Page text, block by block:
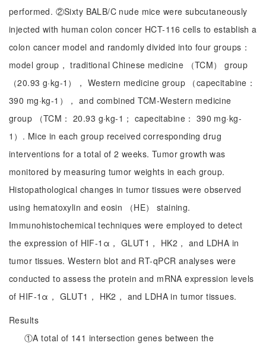
performed. ②Sixty BALB/C nude mice were subcutaneously
injected with human colon concer HCT-116 cells to establish a
colon cancer model and randomly divided into four groups：
model group， traditional Chinese medicine （TCM） group
（20.93 g·kg-1）， Western medicine group （capecitabine：
390 mg·kg-1）， and combined TCM-Western medicine
group （TCM： 20.93 g·kg-1； capecitabine： 390 mg·kg-
1）. Mice in each group received corresponding drug
interventions for a total of 2 weeks. Tumor growth was
monitored by measuring tumor weights in each group.
Histopathological changes in tumor tissues were observed
using hematoxylin and eosin （HE） staining.
Immunohistochemical techniques were employed to detect
the expression of HIF-1α， GLUT1， HK2， and LDHA in
tumor tissues. Western blot and RT-qPCR analyses were
conducted to assess the protein and mRNA expression levels
of HIF-1α， GLUT1， HK2， and LDHA in tumor tissues.
Results
①A total of 141 intersection genes between the